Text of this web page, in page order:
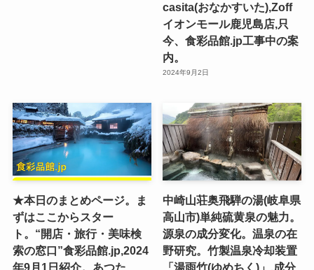
casita(おなかすいた),Zoff
イオンモール鹿児島店,只
今、食彩品館.jp工事中の案
内。
2024年9月2日
★本日のまとめページ。ま
ずはここからスター
ト。“開店・旅行・美味検
索の窓口”食彩品館.jp,2024
年9月1日紹介。あつた
中崎山荘奥飛騨の湯(岐阜県
高山市)単純硫黄泉の魅力。
源泉の成分変化。温泉の在
野研究。竹製温泉冷却装置
「湯雨竹(ゆめちく)」,成分